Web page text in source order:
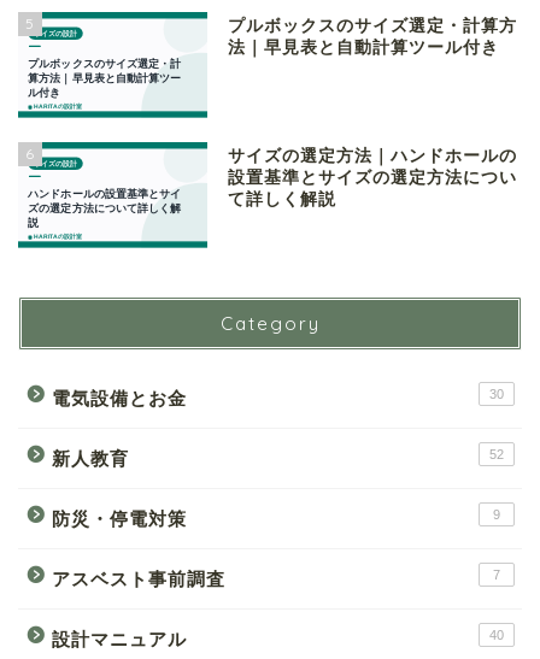
5
プルボックスのサイズ選定・計算方
法｜早見表と自動計算ツール付き
6
サイズの選定方法｜ハンドホールの
設置基準とサイズの選定方法につい
て詳しく解説
Category
電気設備とお金 30
新人教育 52
防災・停電対策 9
アスベスト事前調査 7
設計マニュアル 40